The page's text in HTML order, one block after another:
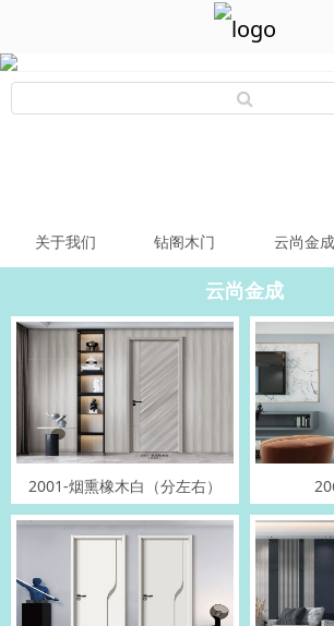
关于我们 钻阁木门 云尚金成
云尚金成
2001-烟熏橡木白（分左右）